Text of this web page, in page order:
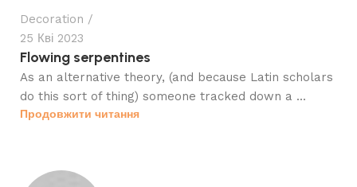
Decoration
25 Кві 2023
Flowing serpentines
As an alternative theory, (and because Latin scholars
do this sort of thing) someone tracked down a ...
Продовжити читання